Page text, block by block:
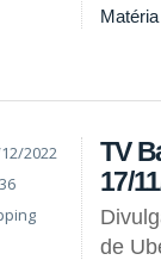
2022
TV
17/
de